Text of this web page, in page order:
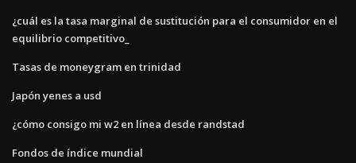
¿cuál es la tasa marginal de sustitución para el consumidor en el
equilibrio competitivo_
Tasas de moneygram en trinidad
Japón yenes a usd
¿cómo consigo mi w2 en línea desde randstad
Fondos de índice mundial